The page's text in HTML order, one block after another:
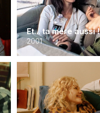
Et... ta mère aussi !
2001